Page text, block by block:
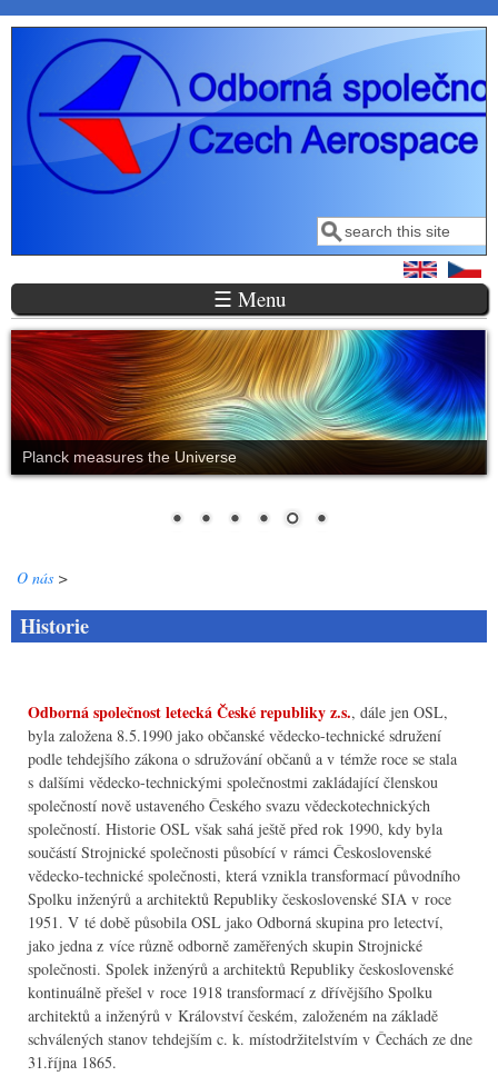
Přejít k hlavnímu obsahu
Vyhledávání
Hledat
☰ Menu
Planck measures the Universe
O nás >
Historie
Odborná společnost letecká České republiky z.s., dále jen OSL,
byla založena 8.5.1990 jako občanské vědecko-technické sdružení
podle tehdejšího zákona o sdružování občanů a v témže roce se stala
s dalšími vědecko-technickými společnostmi zakládající členskou
společností nově ustaveného Českého svazu vědeckotechnických
společností. Historie OSL však sahá ještě před rok 1990, kdy byla
součástí Strojnické společnosti působící v rámci Československé
vědecko-technické společnosti, která vznikla transformací původního
Spolku inženýrů a architektů Republiky československé SIA v roce
1951. V té době působila OSL jako Odborná skupina pro letectví,
jako jedna z více různě odborně zaměřených skupin Strojnické
společnosti. Spolek inženýrů a architektů Republiky československé
kontinuálně přešel v roce 1918 transformací z dřívějšího Spolku
architektů a inženýrů v Království českém, založeném na základě
schválených stanov tehdejším c. k. místodržitelstvím v Čechách ze dne
31.října 1865.